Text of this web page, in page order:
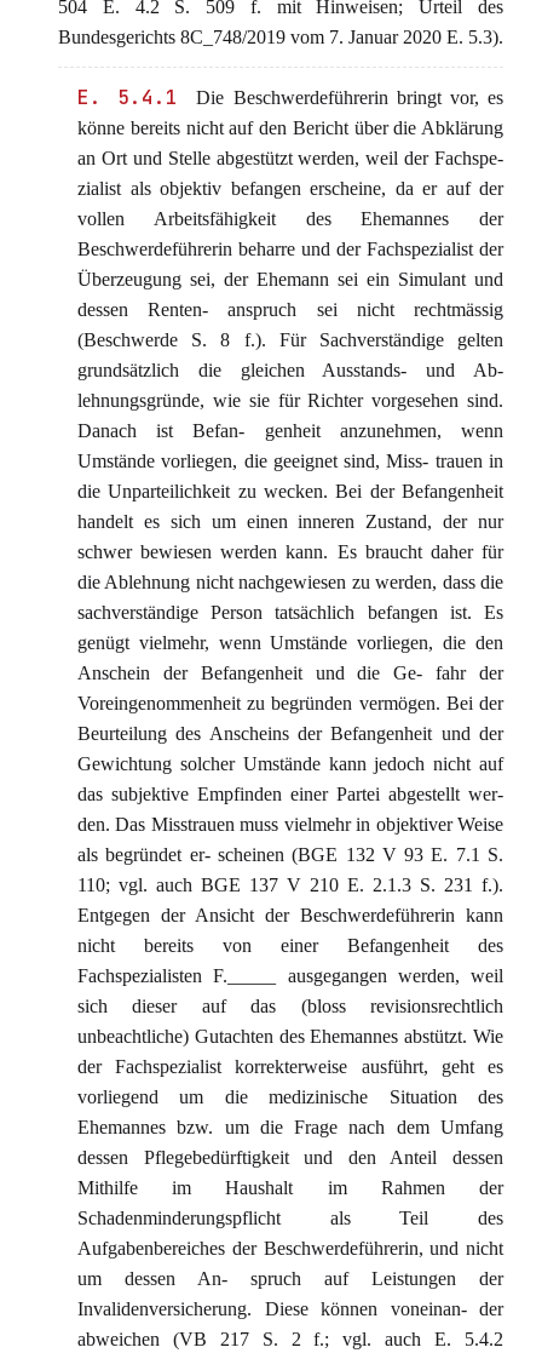
504 E. 4.2 S. 509 f. mit Hinweisen; Urteil des
Bundesgerichts 8C_748/2019 vom 7. Januar 2020 E. 5.3).
E. 5.4.1
Die Beschwerdeführerin bringt vor, es
könne bereits nicht auf den Bericht über die Abklärung
an Ort und Stelle abgestützt werden, weil der Fachspe-
zialist als objektiv befangen erscheine, da er auf der
vollen Arbeitsfähigkeit des Ehemannes der
Beschwerdeführerin beharre und der Fachspezialist der
Überzeugung sei, der Ehemann sei ein Simulant und
dessen Renten- anspruch sei nicht rechtmässig
(Beschwerde S. 8 f.). Für Sachverständige gelten
grundsätzlich die gleichen Ausstands- und Ab-
lehnungsgründe, wie sie für Richter vorgesehen sind.
Danach ist Befan- genheit anzunehmen, wenn
Umstände vorliegen, die geeignet sind, Miss- trauen in
die Unparteilichkeit zu wecken. Bei der Befangenheit
handelt es sich um einen inneren Zustand, der nur
schwer bewiesen werden kann. Es braucht daher für
die Ablehnung nicht nachgewiesen zu werden, dass die
sachverständige Person tatsächlich befangen ist. Es
genügt vielmehr, wenn Umstände vorliegen, die den
Anschein der Befangenheit und die Ge- fahr der
Voreingenommenheit zu begründen vermögen. Bei der
Beurteilung des Anscheins der Befangenheit und der
Gewichtung solcher Umstände kann jedoch nicht auf
das subjektive Empfinden einer Partei abgestellt wer-
den. Das Misstrauen muss vielmehr in objektiver Weise
als begründet er- scheinen (BGE 132 V 93 E. 7.1 S.
110; vgl. auch BGE 137 V 210 E. 2.1.3 S. 231 f.).
Entgegen der Ansicht der Beschwerdeführerin kann
nicht bereits von einer Befangenheit des
Fachspezialisten F._____ ausgegangen werden, weil
sich dieser auf das (bloss revisionsrechtlich
unbeachtliche) Gutachten des Ehemannes abstützt. Wie
der Fachspezialist korrekterweise ausführt, geht es
vorliegend um die medizinische Situation des
Ehemannes bzw. um die Frage nach dem Umfang
dessen Pflegebedürftigkeit und den Anteil dessen
Mithilfe im Haushalt im Rahmen der
Schadenminderungspflicht als Teil des
Aufgabenbereiches der Beschwerdeführerin, und nicht
um dessen An- spruch auf Leistungen der
Invalidenversicherung. Diese können voneinan- der
abweichen (VB 217 S. 2 f.; vgl. auch E. 5.4.2